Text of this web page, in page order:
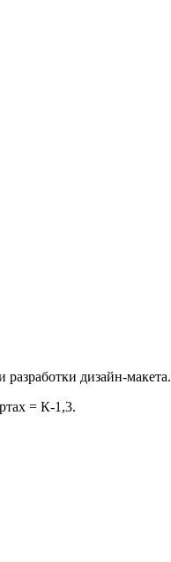
дизайн-макета.
= К-1,3.